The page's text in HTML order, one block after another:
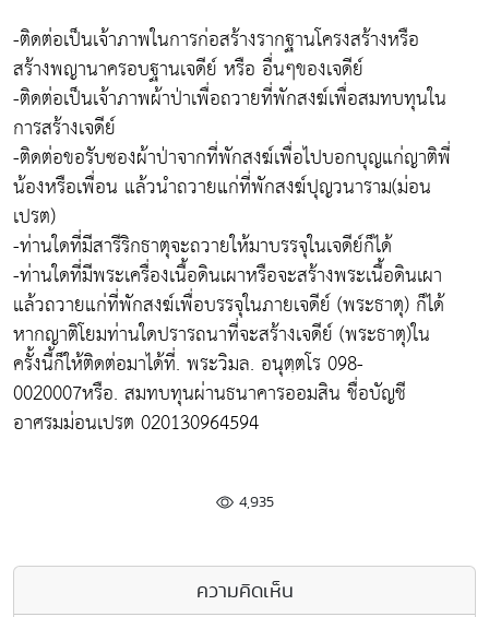
-ติดต่อเป็นเจ้าภาพในการก่อสร้างรากฐานโครงสร้างหรือ
สร้างพญานาครอบฐานเจดีย์ หรือ อื่นๆของเจดีย์
-ติดต่อเป็นเจ้าภาพผ้าป่าเพื่อถวายที่พักสงฆ์เพื่อสมทบทุนใน
การสร้างเจดีย์
-ติดต่อขอรับซองผ้าป่าจากที่พักสงฆ์เพื่อไปบอกบุญแก่ญาติพี่
น้องหรือเพื่อน แล้วนำถวายแก่ที่พักสงฆ์ปุญวนาราม(ม่อน
เปรต)
-ท่านใดที่มีสารีริกธาตุจะถวายให้มาบรรจุในเจดีย์ก็ได้
-ท่านใดที่มีพระเครื่องเนื้อดินเผาหรือจะสร้างพระเนื้อดินเผา
แล้วถวายแก่ที่พักสงฆ์เพื่อบรรจุในภายเจดีย์ (พระธาตุ) ก็ได้
หากญาติโยมท่านใดปรารถนาที่จะสร้างเจดีย์ (พระธาตุ)ใน
ครั้งนี้ก็ให้ติดต่อมาได้ที่. พระวิมล. อนุตฺตโร 098-
0020007หรือ. สมทบทุนผ่านธนาคารออมสิน ชื่อบัญชี
อาศรมม่อนเปรต 020130964594
4,935
ความคิดเห็น